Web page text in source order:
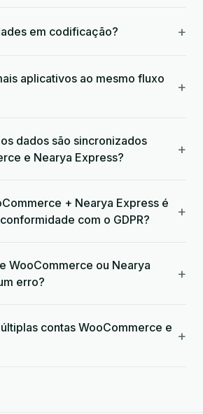
em codificação? +
aplicativos ao mesmo fluxo
+
dados são sincronizados
e Nearya Express?
+
+ Nearya Express é
com o GDPR?
+
WooCommerce ou Nearya
erro?
+
contas WooCommerce e +